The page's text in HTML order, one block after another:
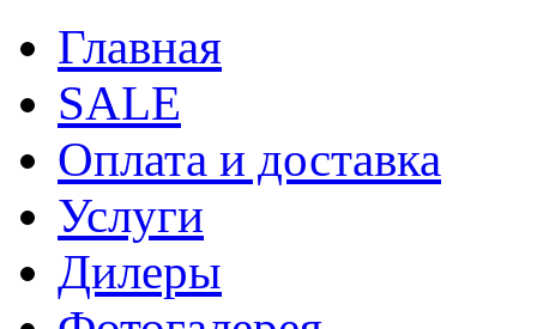
Главная
SALE
Оплата и доставка
Услуги
Дилеры